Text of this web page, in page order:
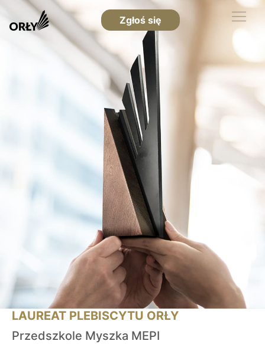
Zgłoś się
LAUREAT PLEBISCYTU ORŁY
Przedszkole Myszka MEPI